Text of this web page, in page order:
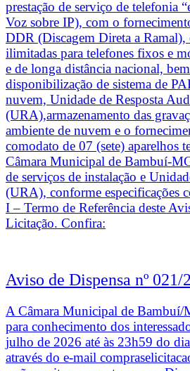
prestação de serviço de telefonia
Voz sobre IP), com o
DDR (Discagem Direta a Ramal),
ilimitadas para telefones fixos e
e de longa distância nacional,
disponibilização de sistema de
nuvem, Unidade de Resposta
(URA),armazenamento das
ambiente de nuvem e o
comodato de 07 (sete) aparelhos
Câmara Municipal de Bambuí-
de serviços de instalação e
(URA), conforme especificações
I – Termo de Referência deste
Licitação. Confira:
Aviso de Dispensa nº 021/
A Câmara Municipal de Bambuí/
para conhecimento dos
julho de 2026 até às 23h59 do
através do e-mail